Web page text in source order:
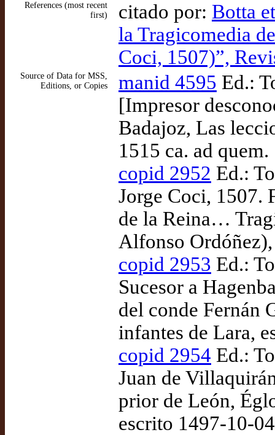
References (most recent
first)
citado por: Botta
la Tragicomedia
Coci, 1507)”,
Source of Data for MSS,
Editions, or Copies
manid 4595 Ed.:
[Impresor
Badajoz, Las
1515 ca. ad quem.
copid 2952 Ed.:
Jorge Coci, 1507.
de la Reina…
Alfonso
copid 2953 Ed.:
Sucesor a
del conde Fernán
infantes de Lara,
copid 2954 Ed.:
Juan de
prior de León,
escrito 1497-10-